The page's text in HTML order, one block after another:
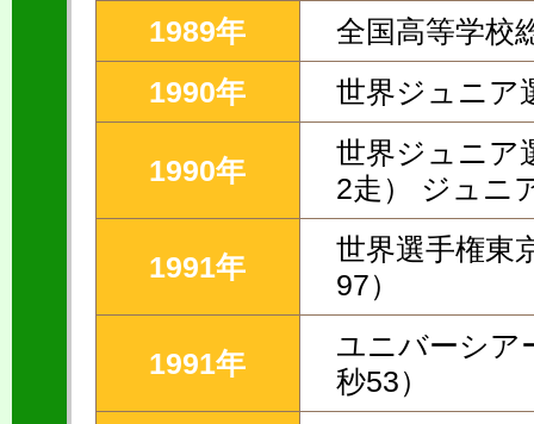
1989年
全国高等学
1990年
世界ジュニ
1990年
世界ジュニ
2走） ジュニ
1991年
世界選手権
97）
1991年
ユニバーシ
秒53）